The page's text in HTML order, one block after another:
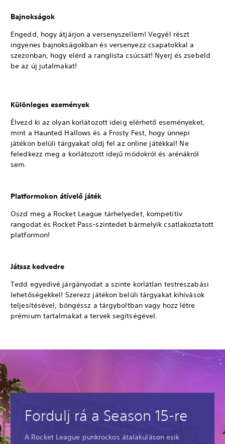
Bajnokságok
Engedd, hogy átjárjon a versenyszellem! Vegyél részt
ingyenes bajnokságokban és versenyezz csapatokkal a
szezonban, hogy elérd a ranglista csúcsát! Nyerj és zsebeld
be az új jutalmakat!
Különleges események
Élvezd ki az olyan korlátozott ideig elérhető eseményeket,
mint a Haunted Hallows és a Frosty Fest, hogy ünnepi
játékon belüli tárgyakat oldj fel az online játékkal! Ne
feledkezz meg a korlátozott idejű módokról és arénákról
sem.
Platformokon átívelő játék
Oszd meg a Rocket League tárhelyedet, kompetitív
rangodat és Rocket Pass-szintedet bármelyik csatlakoztatott
platformon!
Játssz kedvedre
Tedd egyedivé járgányodat a szinte korlátlan testreszabási
lehetőségekkel! Szerezz játékon belüli tárgyakat kihívások
teljesítésével, böngéssz a tárgyboltban vagy hozz létre
prémium tartalmakat a tervek segítségével.
Fordulj rá a Season 15-re
A Rocket League punkrockos átalakuláson esik